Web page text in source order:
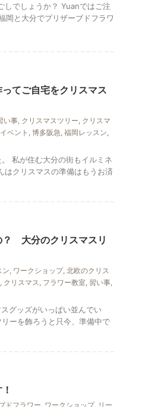
しでしょうか？ Yuanではご注
岡と大分でプリザーブドフラワ
てご自宅をクリスマス
い事 クリスマスツリー クリスマ
ベント 博多阪急 福岡レッスン
私が住む大分の街もイルミネ
クリスマスの準備はもうお済
？ 大分のクリスマスリ
ン ワークショップ, 北欧のクリス
クリスマス フラワー教室 習い事
グッズがいっぱい並んでい
ーを飾ろうと只今、準備中で
ドフラワー ワークショップ, リー